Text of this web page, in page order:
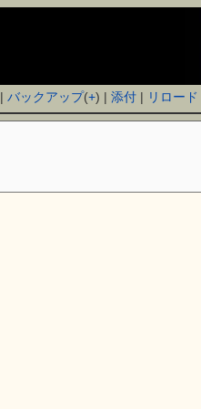
|バックアップ(+) |添付 | リロード